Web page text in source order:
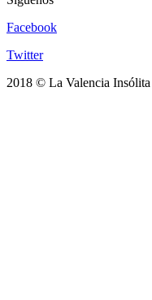
Facebook
Twitter
2018 © La Valencia Insólita